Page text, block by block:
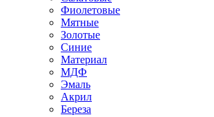
Фиолетовые
Мятные
Золотые
Синие
Материал
МДФ
Эмаль
Акрил
Береза